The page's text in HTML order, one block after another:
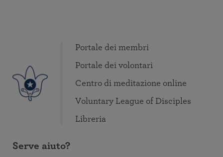
Portale dei membri
Portale dei volontari
Centro di meditazione online
Voluntary League of Disciples
Libreria
Serve aiuto?